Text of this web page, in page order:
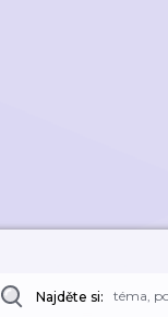
Najděte si: